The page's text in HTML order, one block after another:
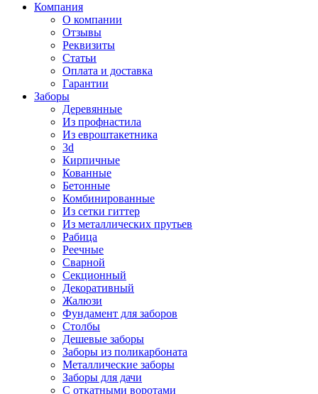
Компания
О компании
Отзывы
Реквизиты
Статьи
Оплата и доставка
Гарантии
Заборы
Деревянные
Из профнастила
Из евроштакетника
3d
Кирпичные
Кованные
Бетонные
Комбинированные
Из сетки гиттер
Из металлических прутьев
Рабица
Реечные
Сварной
Секционный
Декоративный
Жалюзи
Фундамент для заборов
Столбы
Дешевые заборы
Заборы из поликарбоната
Металлические заборы
Заборы для дачи
С откатными воротами